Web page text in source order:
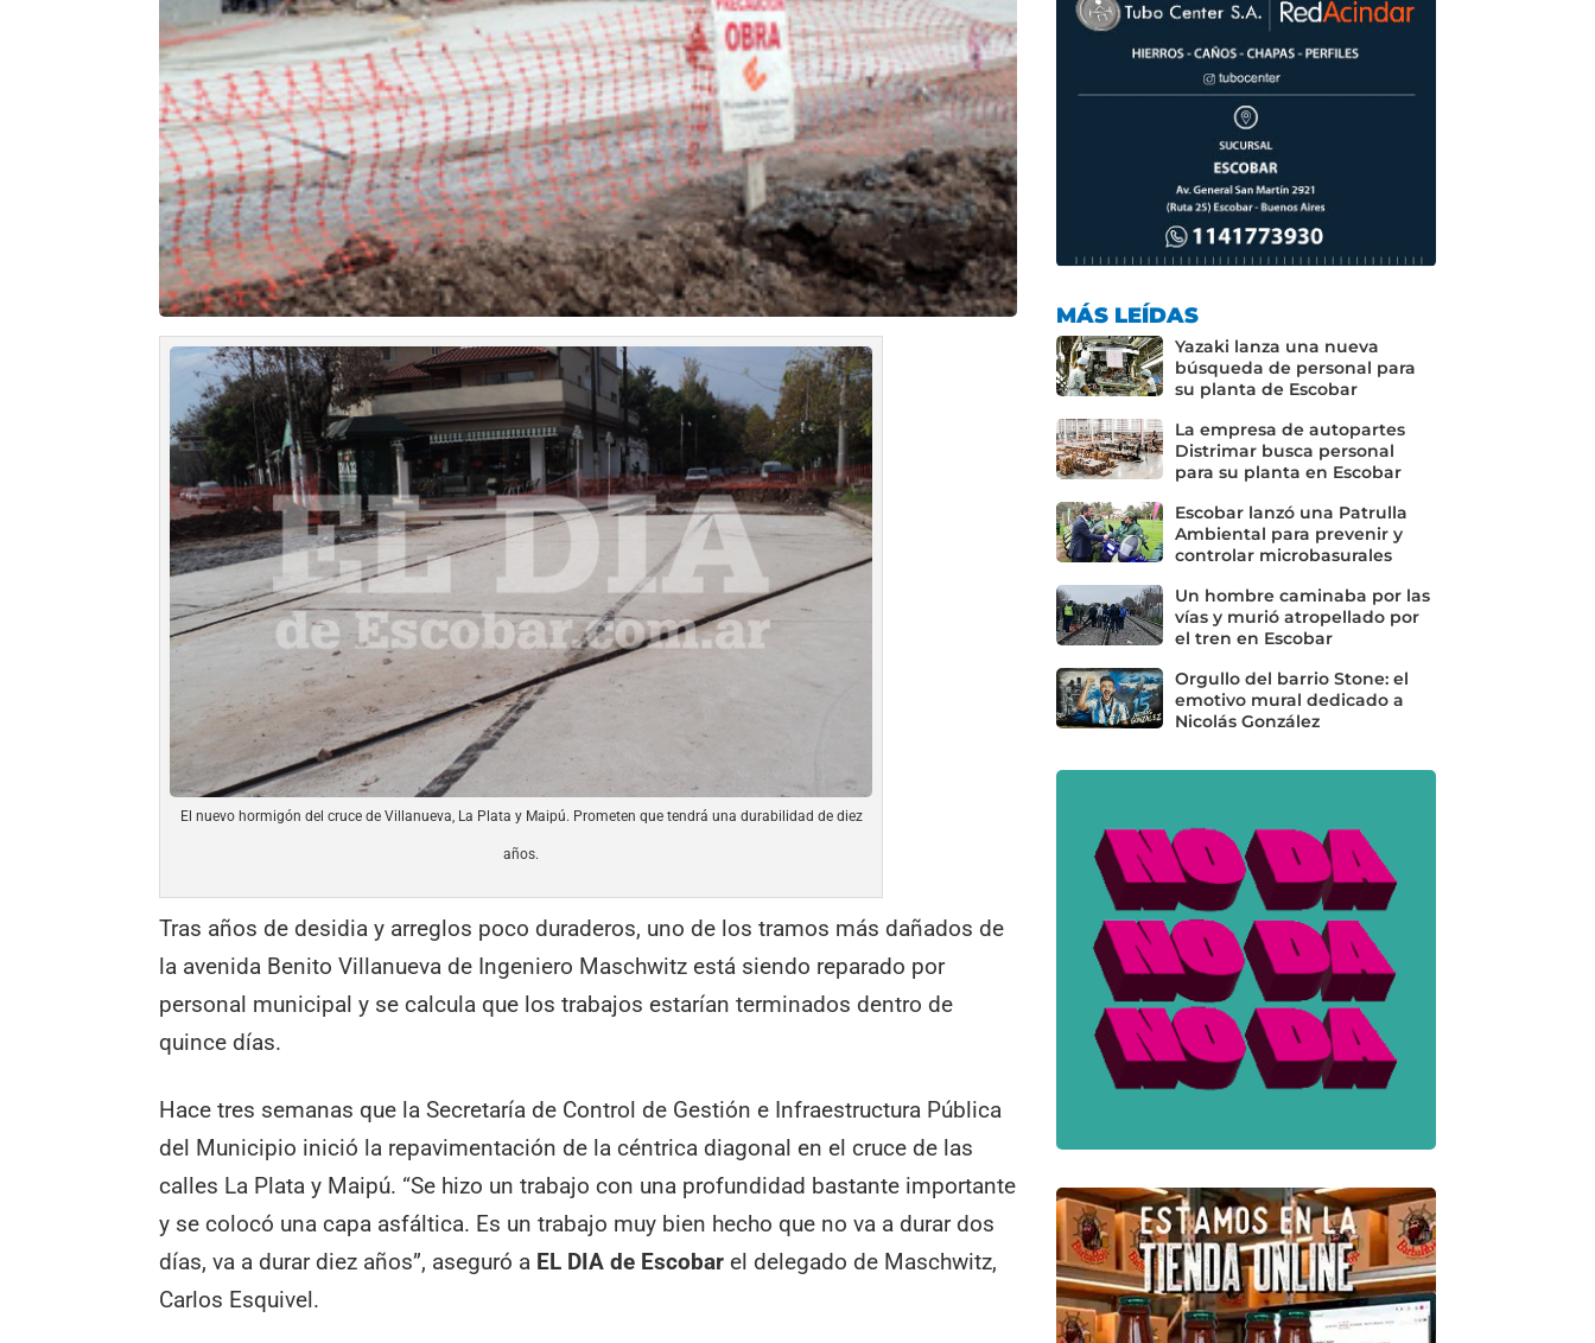
El nuevo hormigón del cruce de Villanueva, La Plata y Maipú. Prometen que tendrá una durabilidad de diez
años.
Tras años de desidia y arreglos poco duraderos, uno de los tramos más dañados de
la avenida Benito Villanueva de Ingeniero Maschwitz está siendo reparado por
personal municipal y se calcula que los trabajos estarían terminados dentro de
quince días.
Hace tres semanas que la Secretaría de Control de Gestión e Infraestructura Pública
del Municipio inició la repavimentación de la céntrica diagonal en el cruce de las
calles La Plata y Maipú. “Se hizo un trabajo con una profundidad bastante importante
y se colocó una capa asfáltica. Es un trabajo muy bien hecho que no va a durar dos
días, va a durar diez años”, aseguró a EL DIA de Escobar el delegado de Maschwitz,
Carlos Esquivel.
MÁS LEÍDAS
Yazaki lanza una nueva
búsqueda de personal para
su planta de Escobar
La empresa de autopartes
Distrimar busca personal
para su planta en Escobar
Escobar lanzó una Patrulla
Ambiental para prevenir y
controlar microbasurales
Un hombre caminaba por las
vías y murió atropellado por
el tren en Escobar
Orgullo del barrio Stone: el
emotivo mural dedicado a
Nicolás González